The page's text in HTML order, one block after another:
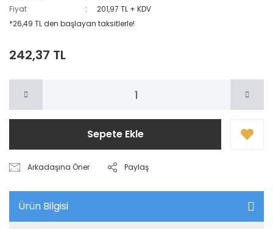
Fiyat
201,97 TL + KDV
*26,49 TL den başlayan taksitlerle!
242,37 TL
Sepete Ekle
Arkadaşına Öner Paylaş
Ürün Bilgisi